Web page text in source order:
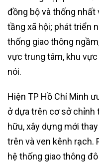
đồng bộ và thống nhất
tầng xã hội; phát triển
thống giao thông
vực trung tâm, khu vực
nói.
Hiện TP Hồ Chí Minh
ở dựa trên cơ sở chỉnh
hữu, xây dựng mới
trên và ven kênh rạch.
hệ thống giao thông